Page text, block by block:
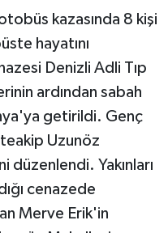
kazasında 8 kişi
hayatını
Denizli Adli Tıp
ardından sabah
getirildi. Genç
Uzunöz
Yakınları
cenazede
Merve Erik'in